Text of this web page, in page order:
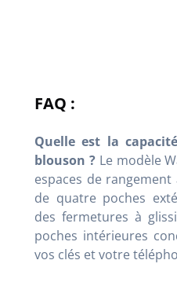
FAQ :
Quelle est la
blouson ?Le modèle
espaces de
de quatre poches
des fermetures à
poches intérieures
vos clés et votre